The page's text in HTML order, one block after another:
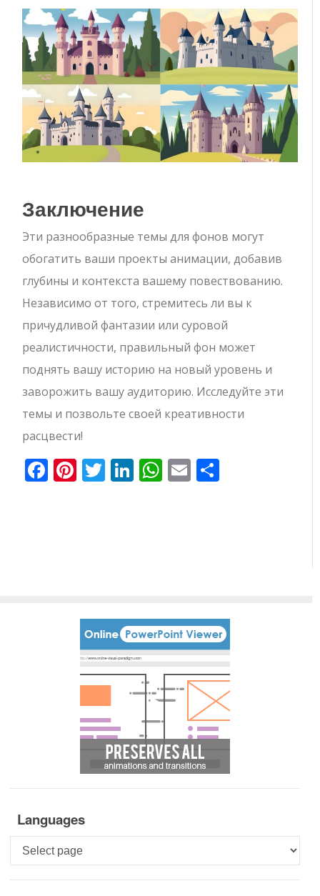
Заключение
Эти разнообразные темы для фонов могут
обогатить ваши проекты анимации, добавив
глубины и контекста вашему повествованию.
Независимо от того, стремитесь ли вы к
причудливой фантазии или суровой
реалистичности, правильный фон может
поднять вашу историю на новый уровень и
заворожить вашу аудиторию. Исследуйте эти
темы и позвольте своей креативности
расцвести!
Facebook
Pinterest
Twitter
LinkedIn
WhatsApp
Email
Languages
Languages